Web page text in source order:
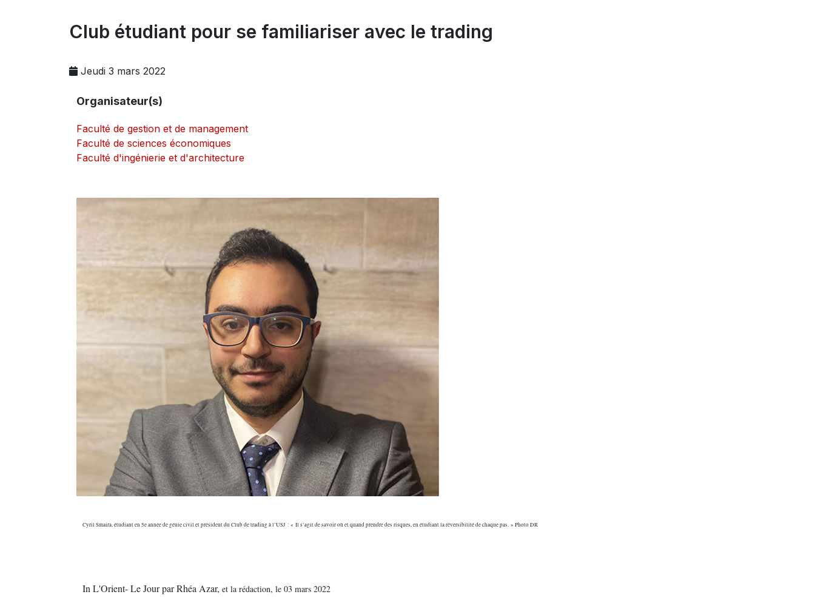
Club étudiant pour se familiariser avec le trading
Jeudi 3 mars 2022
Organisateur(s)
Faculté de gestion et de management
Faculté de sciences économiques
Faculté d'ingénierie et d'architecture
Cyril Smaira, étudiant en 5e année de génie civil et président du Club de trading à l’USJ : « Il s’agit de savoir où et quand prendre des risques, en étudiant la réversibilité de chaque pas. » Photo DR
In L'Orient- Le Jour par Rhéa Azar, et la rédaction, le 03 mars 2022